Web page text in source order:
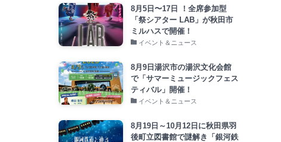
8月5日〜17日 ！全席参加型
「祭シアター LAB」が秋田市
ミルハスで開催！
イベント＆ニュース
8月9日湯沢市の湯沢文化会館
で「サマーミュージックフェス
ティバル」開催！
イベント＆ニュース
8月19日～10月12日に秋田県羽
後町立図書館で謎解き「銀河鉄